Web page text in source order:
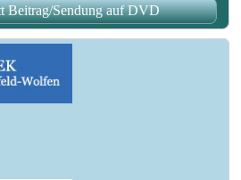
Beitrag/Sendung auf DVD